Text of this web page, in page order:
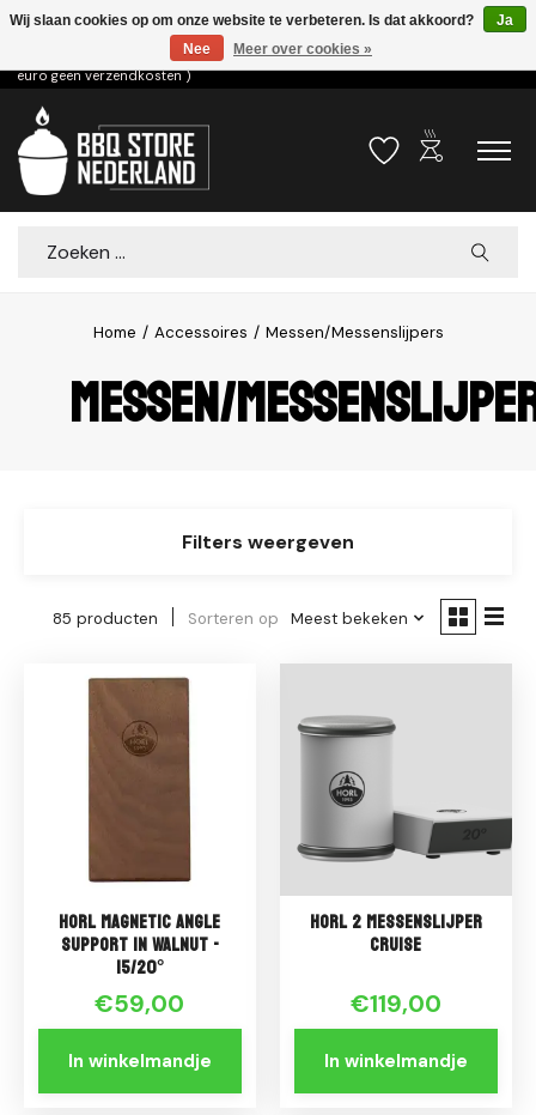
Voor 15.00u besteld dezelfde dag verzonden! ( 6,95 verzendkosten, vanaf 75
euro geen verzendkosten )
Verlanglijst
outdoor_grill
Zoeken
Home / Accessoires / Messen/Messenslijpers
Messen/
Filters weergeven
85 producten Sorteren op Meest bekeken
Horl Magnetic Angle
Support in Walnut -
15/20°
€59,00
In winkelmandje
HORL 2 messenslijper
CRUISE
€119,00
In winkelmandje
Wij slaan cookies op om onze website te verbeteren. Is dat akkoord?
Ja
Nee
Meer over cookies »